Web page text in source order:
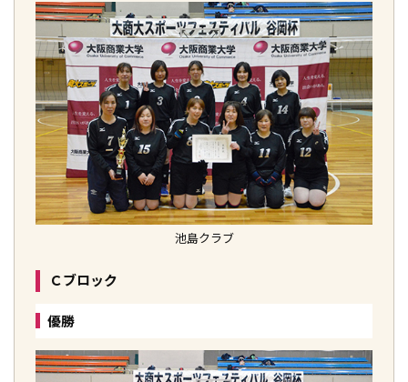
池島クラブ
Ｃブロック
優勝